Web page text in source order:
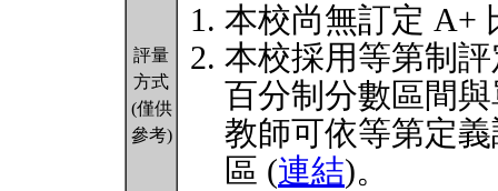
評量
方式
(僅供
參考)
本校尚無訂定 A+
本校採用等第制
百分制分數區間
教師可依等第定
區 (連結)。